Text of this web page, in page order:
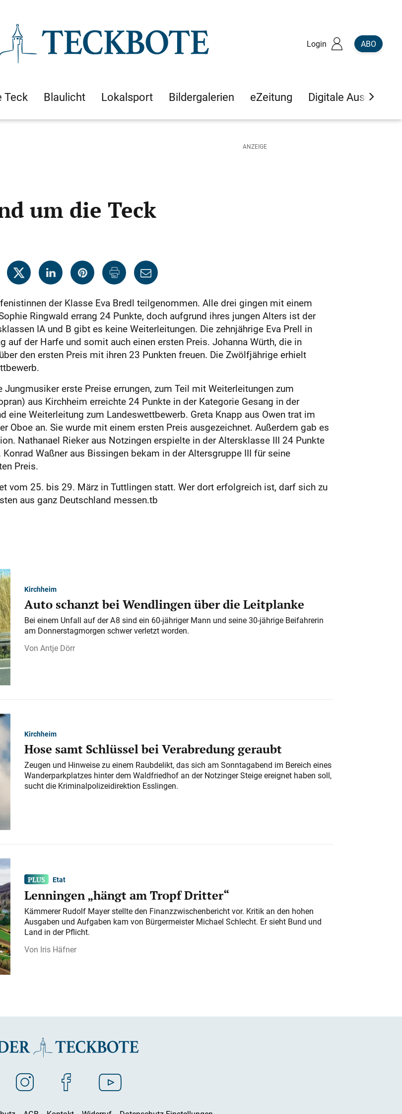
Login ABO
Teck Blaulicht Lokalsport Bildergalerien eZeitung Digitale Ausgaben
um die Teck
der Klasse Eva Bredl teilgenommen. Alle drei gingen mit einem
Ringwald errang 24 Punkte, doch aufgrund ihres jungen Alters ist der
IA und B gibt es keine Weiterleitungen. Die zehnjährige Eva Prell in
auf der Harfe und somit auch einen ersten Preis. Johanna Würth, die in
den ersten Preis mit ihren 23 Punkten freuen. Die Zwölfjährige erhielt
erste Preise errungen, zum Teil mit Weiterleitungen zum
aus Kirchheim erreichte 24 Punkte in der Kategorie Gesang in der
eine Weiterleitung zum Landeswettbewerb. Greta Knapp aus Owen trat im
Oboe an. Sie wurde mit einem ersten Preis ausgezeichnet. Außerdem gab es
Nathanael Rieker aus Notzingen erspielte in der Altersklasse III 24 Punkte
Waßner aus Bissingen bekam in der Altersgruppe III für seine
Preis.
vom 25. bis 29. März in Tuttlingen statt. Wer dort erfolgreich ist, darf sich zu
aus ganz Deutschland messen.tb
Kirchheim
Auto schanzt bei Wendlingen über die Leitplanke
Bei einem Unfall auf der A 8 sind ein 60-jähriger Mann und seine 30-jährige Beifahrerin
am Donnerstagmorgen schwer verletzt worden.
Antje Dörr
Kirchheim
Hose samt Schlüssel bei Verabredung geraubt
Zeugen und Hinweise zu einem Raubdelikt, das sich am Sonntagabend im Bereich eines
Wanderparkplatzes hinter dem Waldfriedhof an der Notzinger Steige ereignet haben soll,
sucht die Kriminalpolizeidirektion Esslingen.
Etat
Lenningen „hängt am Tropf Dritter“
Kämmerer Rudolf Mayer stellte den Finanzzwischenbericht vor. Kritik an den hohen
Ausgaben und Aufgaben kam von Bürgermeister Michael Schlecht. Er sieht Bund und
Land in der Pflicht.
Iris Häfner